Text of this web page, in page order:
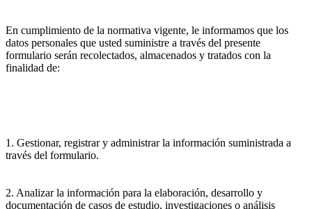
En cumplimiento de la normativa vigente, le informamos que los
datos personales que usted suministre a través del presente
formulario serán recolectados, almacenados y tratados con la
finalidad de:
1. Gestionar, registrar y administrar la información suministrada a
través del formulario.
2. Analizar la información para la elaboración, desarrollo y
documentación de casos de estudio, investigaciones o análisis